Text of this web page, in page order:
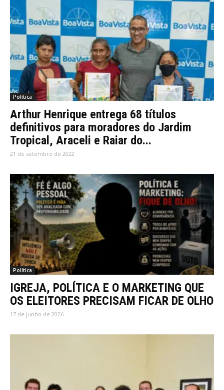
Política
Arthur Henrique entrega 68 títulos
definitivos para moradores do Jardim
Tropical, Araceli e Raiar do...
21 de setembro de 2022
Política
IGREJA, POLÍTICA E O MARKETING QUE
OS ELEITORES PRECISAM FICAR DE OLHO
17 de junho de 2026